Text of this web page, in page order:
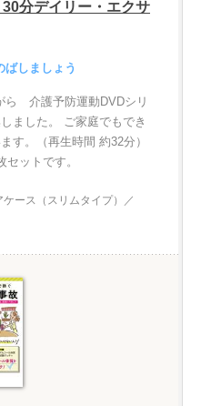
30分デイリー・エクサ
ばしましょう
ら 介護予防運動DVDシリ
ました。 ご家庭でもでき
す。（再生時間 約32分）
ットです。
ケース（スリムタイプ）／